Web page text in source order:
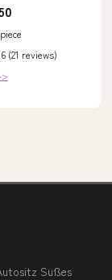
(21 reviews)
Süßes